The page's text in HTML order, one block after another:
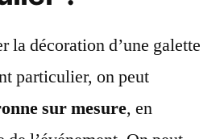
la décoration d’une galette
particulier, on peut
sur mesure, en